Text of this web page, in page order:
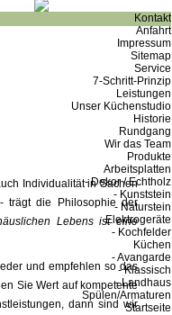
Kontakt
Anfahrt
Impressum
Sitemap
Service
7-Schritt-Prinzip
Leistungen
Unser Küchenstudio
Historie
Rundgang
Wir das Team
Produkte
Arbeitsplatten
-Dekor / Echtholz
- Kunststein
- Naturstein
Elektrogeräte
- Kochfelder
Küchen
-Avangarde
-Klassisch
-Landhaus
Spülen/Armaturen
Startseite
Individualität in Sachen
trägt die Philosophie der
Lebens ist eine
und empfehlen so das
Sie Wert auf kompetente
dann sind wir